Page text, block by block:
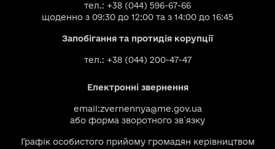
тел.: +38 (044) 596-67-66
щоденно з 09:30 до 12:00 та з 14:00 до 16:45
Запобігання та протидія корупції
тел.: +38 (044) 200-47-47
Електронні звернення
email:zvernennya@me.gov.ua
або форма зворотного зв`язку
Графік особистого прийому громадян керівництвом